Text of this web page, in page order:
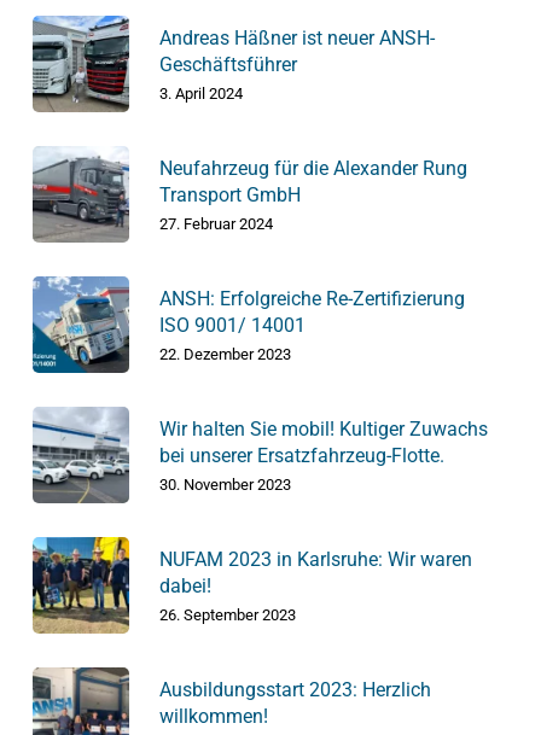
Andreas Häßner ist neuer ANSH-
Geschäftsführer
3. April 2024
Neufahrzeug für die Alexander Rung
Transport GmbH
27. Februar 2024
ANSH: Erfolgreiche Re-Zertifizierung
ISO 9001/ 14001
22. Dezember 2023
Wir halten Sie mobil! Kultiger Zuwachs
bei unserer Ersatzfahrzeug-Flotte.
30. November 2023
NUFAM 2023 in Karlsruhe: Wir waren
dabei!
26. September 2023
Ausbildungsstart 2023: Herzlich
willkommen!